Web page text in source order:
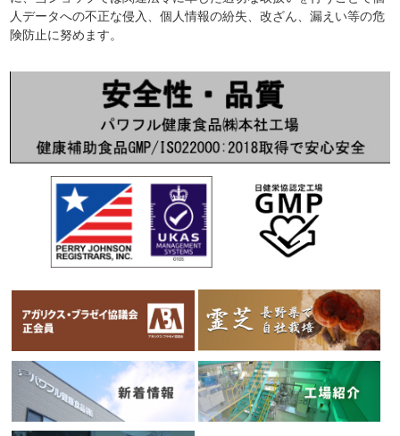
人データへの不正な侵入、個人情報の紛失、改ざん、漏えい等の危
険防止に努めます。